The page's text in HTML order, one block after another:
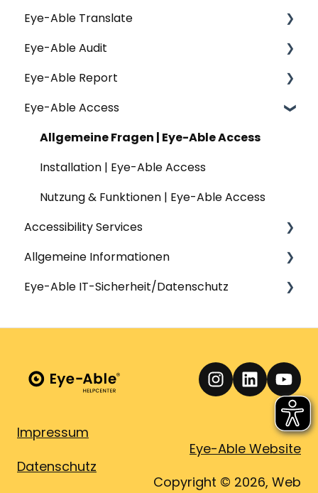
Installation | Assist
Konfiguration | Assist
Nutzung & Funktionen | Assist
Datenschutz | Assist
Allgemeine Fragen | Einfache Sprache
Installation | Einfache Sprache
Nutzung & Funktionen | Einfache Sprache
Website-Modul | Einfache Sprache
Eye-Able Translate
Allgemeine Fragen | Translate
Website-Modul | Translate
Installation | Translate
Nutzung & Funktionen | Translate
Datenschutz | Translate
Eye-Able Audit
Allgemeine Fragen | Audit
Installation | Audit
Nutzung & Funktionen | Audit
Eye-Able Report
Allgemeine Fragen | Report
Erste Schritte | Report
Nutzung & Funktionen | Report
Content & Web-Analysis | Report
PDFs | Report
Generator Barrierefreiheitserklärung |
Eye-Able Access
Allgemeine Fragen | Eye-Able Access
Installation | Eye-Able Access
Nutzung & Funktionen | Eye-Able Access
Accessibility Services
Workshops & Seminare
Barrierefreiheitserklärungen
Allgemeine Informationen
Allgemeine Fragen | Eye-Able Dashboard
Allgemeine Fragen - Themen übergreifend
Allgemeine Fragen | KI & AI-Credits
Eye-Able IT-Sicherheit/Datenschutz
Technische und organisatorische
Maßnahmen (TOMs)
Impressum
Datenschutz
Eye-Able Website
Copyright © 2026, Web